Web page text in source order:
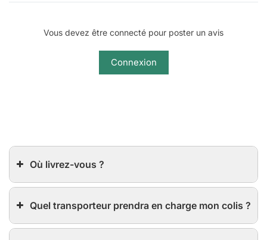
Vous devez être connecté pour poster un avis
Connexion
Où livrez-vous ?
Quel transporteur prendra en charge mon colis ?